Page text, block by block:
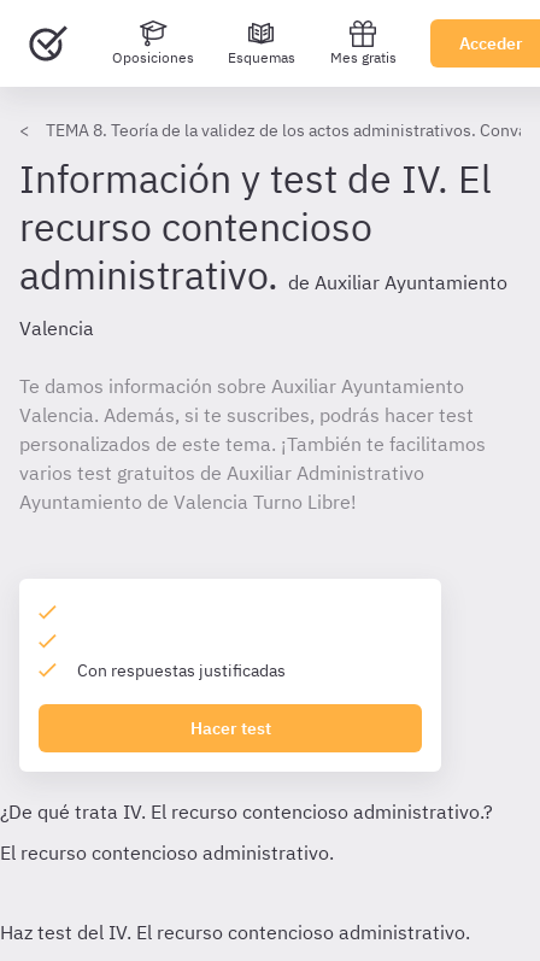
Oposiciones Esquemas Mes gratis
Acceder
TEMA 8. Teoría de la validez de los actos administrativos.
Información y test de IV. El
recurso contencioso
administrativo. de Auxiliar Ayuntamiento
Valencia
Te damos información sobre Auxiliar Ayuntamiento
Valencia. Además, si te suscribes, podrás hacer test
personalizados de este tema. ¡También te facilitamos
varios test gratuitos de Auxiliar Administrativo
Ayuntamiento de Valencia Turno Libre!
Con respuestas justificadas
Hacer test